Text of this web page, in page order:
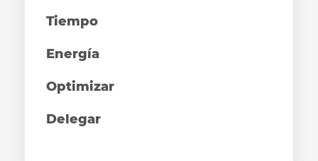
Tiempo
Energía
Optimizar
Delegar